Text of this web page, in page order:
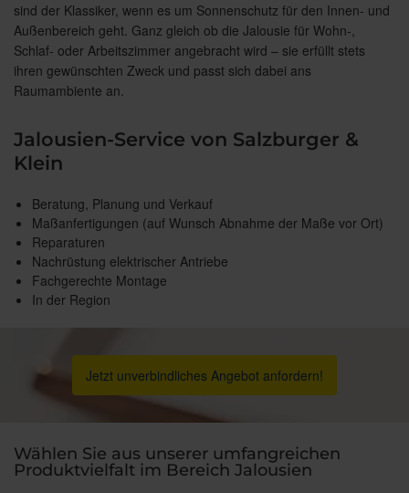
sind der Klassiker, wenn es um Sonnenschutz für den Innen- und
Außenbereich geht. Ganz gleich ob die Jalousie für Wohn-,
Schlaf- oder Arbeitszimmer angebracht wird – sie erfüllt stets
ihren gewünschten Zweck und passt sich dabei ans
Raumambiente an.
Jalousien-Service von Salzburger &
Klein
Beratung, Planung und Verkauf
Maßanfertigungen (auf Wunsch Abnahme der Maße vor Ort)
Reparaturen
Nachrüstung elektrischer Antriebe
Fachgerechte Montage
In der Region
Jetzt unverbindliches Angebot anfordern!
Wählen Sie aus unserer umfangreichen
Produktvielfalt im Bereich Jalousien